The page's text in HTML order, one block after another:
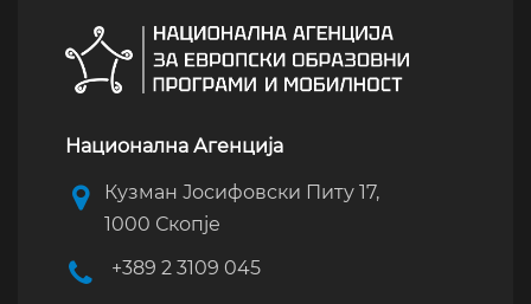
Национална Агенција
Кузман Јосифовски Питу 17,
1000 Скопје
+389 2 3109 045